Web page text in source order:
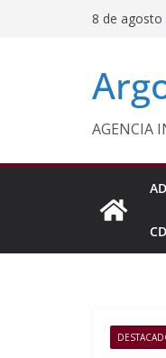
8 de agosto
AGENCIA